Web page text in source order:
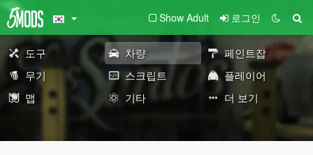
Show Adult 로그인
도구 차량
페인트잡
무기
스크립트
플레이어
맵
기타 더 보기